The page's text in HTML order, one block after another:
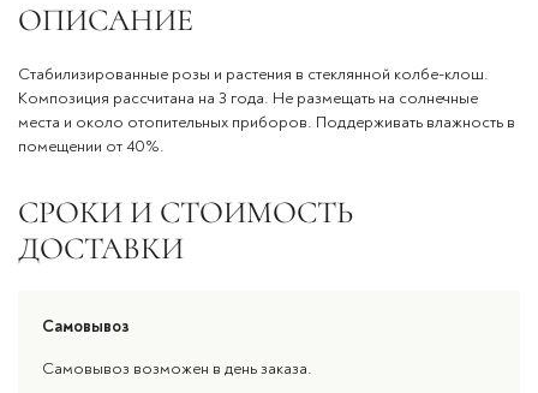
ОПИСАНИЕ
Стабилизированные розы и растения в стеклянной колбе-клош.
Композиция рассчитана на 3 года. Не размещать на солнечные
места и около отопительных приборов. Поддерживать влажность в
помещении от 40%.
СРОКИ И СТОИМОСТЬ
ДОСТАВКИ
Самовывоз
Самовывоз возможен в день заказа.